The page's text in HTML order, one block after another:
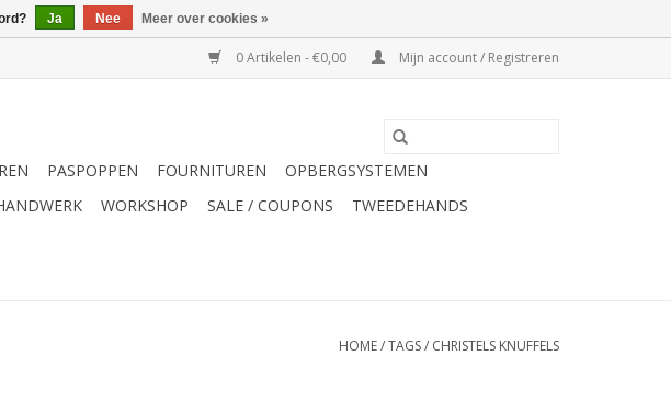
0 Artikelen - €0,00 Mijn account / Registreren
PASPOPPEN FOURNITUREN
OPBERGSYSTEMEN
WORKSHOP SALE / COUPONS
TWEEDEHANDS
HOME/TAGS/ CHRISTELS KNUFFELS
Ja Nee Meer over cookies »